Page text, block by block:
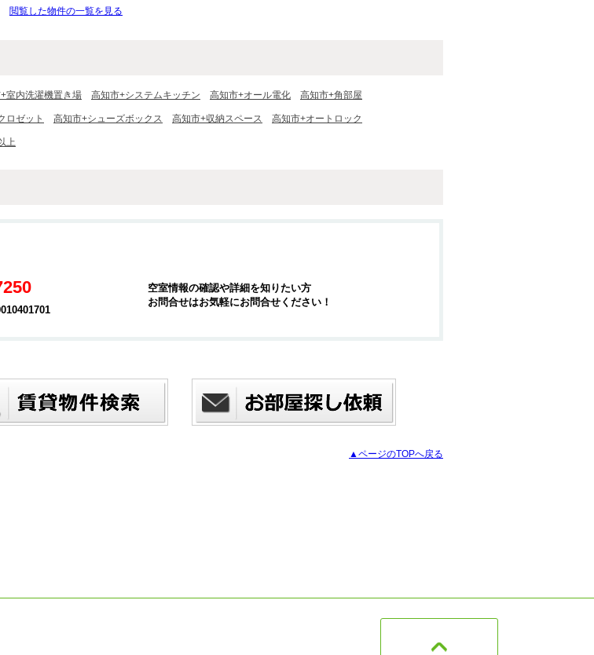
閲覧した物件の一覧を見る
室内洗濯機置き場 高知市+システムキッチン 高知市+オール電化 高知市+角部屋
ロゼット 高知市+シューズボックス 高知市+収納スペース 高知市+オートロック
上
空室情報の確認や詳細を知りたい方
お問合せはお気軽にお問合せください！
▲ページのTOPへ戻る